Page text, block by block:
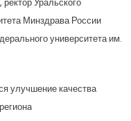
Минздрава России
университета им.
улучшение качества